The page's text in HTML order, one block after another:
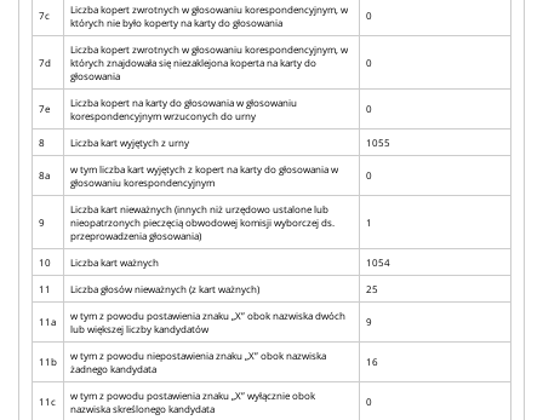
7c
Liczba kopert zwrotnych w głosowaniu korespondencyjnym, w
których nie było koperty na karty do głosowania
0
7d
Liczba kopert zwrotnych w głosowaniu korespondencyjnym, w
których znajdowała się niezaklejona koperta na karty do
głosowania
0
7e
Liczba kopert na karty do głosowania w głosowaniu
korespondencyjnym wrzuconych do urny
0
8 Liczba kart wyjętych z urny 1055
8a
w tym liczba kart wyjętych z kopert na karty do głosowania w
głosowaniu korespondencyjnym
0
9
Liczba kart nieważnych (innych niż urzędowo ustalone lub
nieopatrzonych pieczęcią obwodowej komisji wyborczej ds.
przeprowadzenia głosowania)
1
10 Liczba kart ważnych
1054
11
Liczba głosów nieważnych (z kart ważnych) 25
11a
w tym z powodu postawienia znaku „X” obok nazwiska dwóch
lub większej liczby kandydatów
9
11b
w tym z powodu niepostawienia znaku „X” obok nazwiska
żadnego kandydata
16
11c
w tym z powodu postawienia znaku „X” wyłącznie obok
nazwiska skreślonego kandydata
0